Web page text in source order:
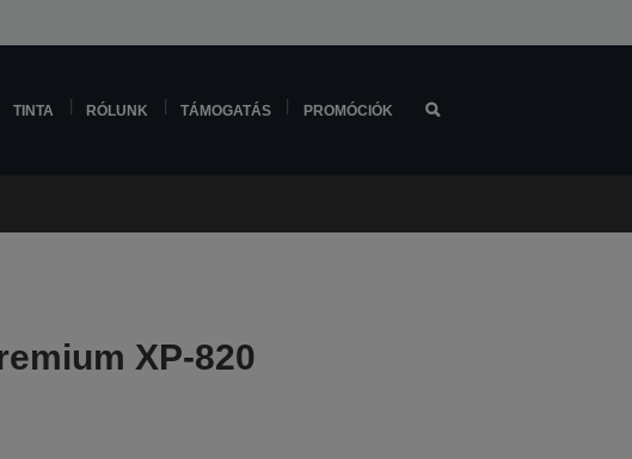
TINTA RÓLUNK TÁMOGATÁS PROMÓCIÓK
XP-820